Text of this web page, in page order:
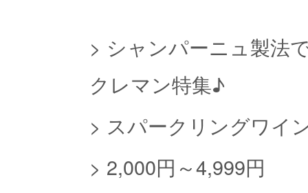
> シャンパーニュ製法
クレマン特集♪
> スパークリングワイ
> 2,000円～4,999円